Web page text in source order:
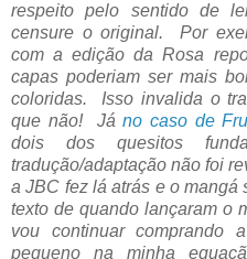
respeito pelo sentido de
censure o original. Por
com a edição da Rosa
capas poderiam ser mais
coloridas. Isso invalida o
que não! Jáno caso de
dois dos quesitos
tradução/adaptação não foi
a JBC fez lá atrás e o mangá
texto de quando lançaram o
vou continuar comprando
pequeno na minha